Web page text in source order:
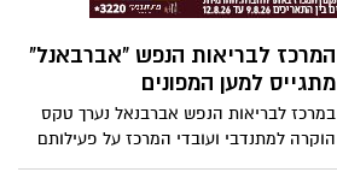
המרכז לבריאות הנפש "אברבאנל"
מתגייס למען המפונים
במרכז לבריאות הנפש אברבנאל נערך טקס
הוקרה למתנדבי ועובדי המרכז על פעילותם
המסורה בקרב מפונים השוהים במלונות תל